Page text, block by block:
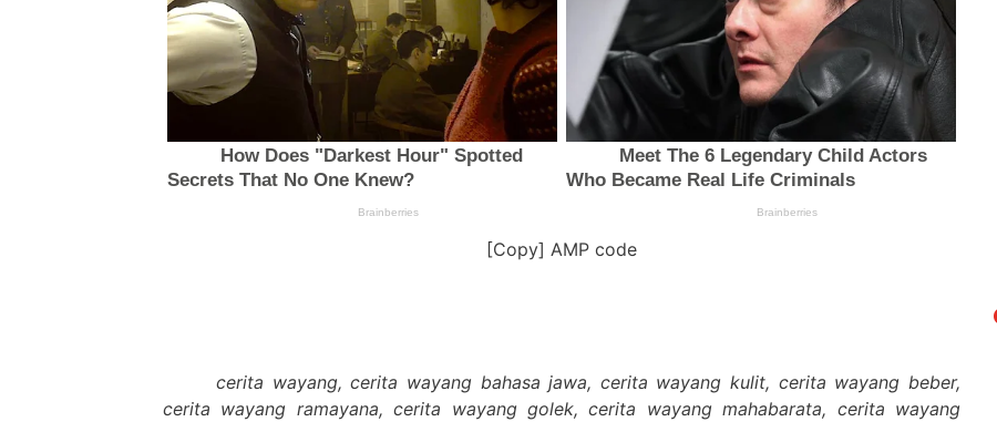
[Copy] AMP code
cerita wayang, cerita wayang bahasa jawa, cerita wayang kulit, cerita wayang beber,
cerita wayang ramayana, cerita wayang golek, cerita wayang mahabarata, cerita wayang